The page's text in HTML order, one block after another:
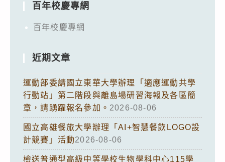
百年校慶專網
百年校慶專網
近期文章
運動部委請國立東華大學辦理「適應運動共學
行動站」第二階段與離島場研習海報及各區簡
章，請踴躍報名參加。 2026-08-06
國立高雄餐旅大學辦理「AI+智慧餐飲LOGO設
計競賽」活動2026-08-06
檢送普通型高級中等學校生物學科中心115學